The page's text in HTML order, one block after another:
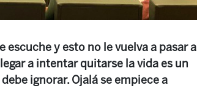
y esto no le vuelva a pasar a
a intentar quitarse la vida es un
ignorar. Ojalá se empiece a